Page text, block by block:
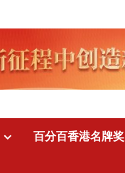
百分百香港名牌奖